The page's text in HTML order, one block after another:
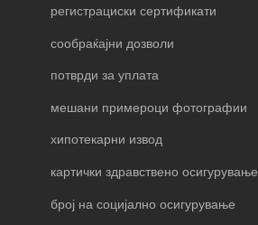
регистрациски сертификати
сообраќајни дозволи
потврди за уплата
мешани примероци фотографии
хипотекарни извод
картички здравствено осигурување
број на социјално осигурување